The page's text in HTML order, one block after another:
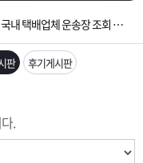
[운송장번호 조회법]배송조회 및 국내 택배업체 운송장 조회 하는법
능합니다.
입금확인이 안되는 상황을 대비해 꼭 입금후 고객센터 연락바랍니다.
판 후기게시판
.